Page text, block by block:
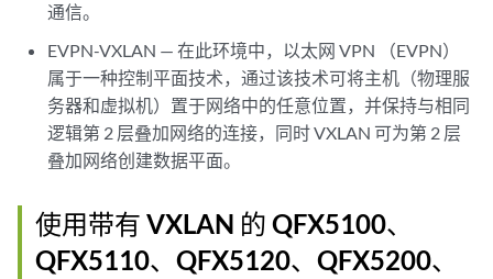
通信。
EVPN-VXLAN — 在此环境中，以太网 VPN （EVPN）
属于一种控制平面技术，通过该技术可将主机（物理服
务器和虚拟机）置于网络中的任意位置，并保持与相同
逻辑第 2 层叠加网络的连接，同时 VXLAN 可为第 2 层
叠加网络创建数据平面。
使用带有 VXLAN 的 QFX5100、
QFX5110、QFX5120、QFX5200、